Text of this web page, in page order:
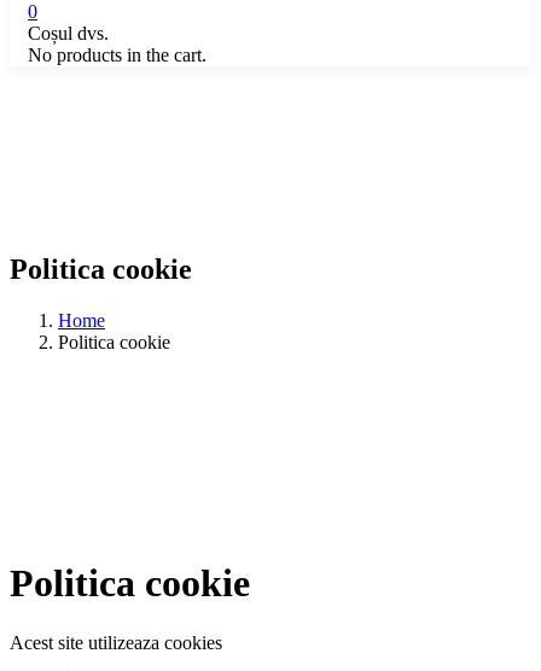
0
Coșul dvs.
No products in the cart.
Politica cookie
Home
Politica cookie
Politica cookie
Acest site utilizeaza cookies